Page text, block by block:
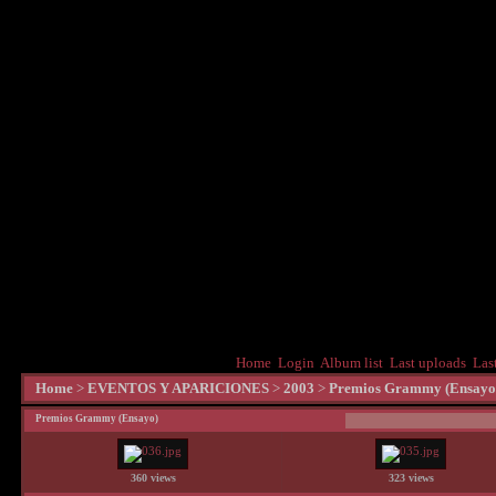
Home Login Album list Last uploads
Home > EVENTOS Y APARICIONES > 2003 > Premios Grammy
Premios Grammy (Ensayo)
360 views 323 views